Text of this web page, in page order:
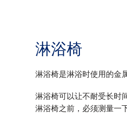
淋浴椅
淋浴椅是淋浴时使用的金
淋浴椅可以让不耐受长时
淋浴椅之前，必须测量一